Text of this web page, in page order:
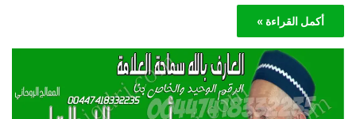
أكمل القراءة »